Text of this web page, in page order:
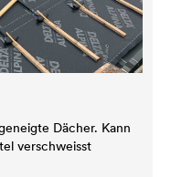
Dächer. Kann
verschweisst